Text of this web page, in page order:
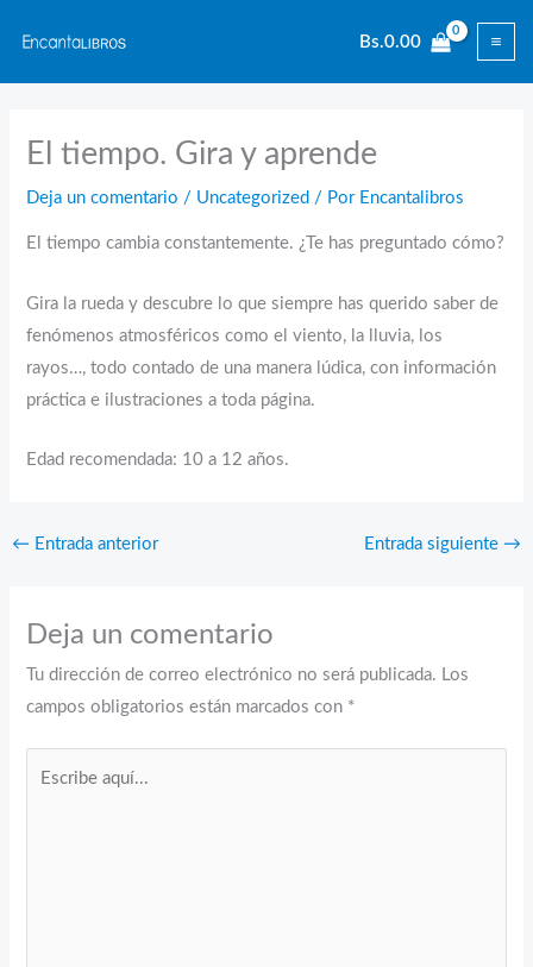
contenido
Bs.0.00
El tiempo. Gira y aprende
Deja un comentario / Uncategorized / Por Encantalibros
El tiempo cambia constantemente. ¿Te has preguntado cómo?
Gira la rueda y descubre lo que siempre has querido saber de
fenómenos atmosféricos como el viento, la lluvia, los
rayos…, todo contado de una manera lúdica, con información
práctica e ilustraciones a toda página.
Edad recomendada: 10 a 12 años.
← Entrada anterior Entrada siguiente →
Deja un comentario
Tu dirección de correo electrónico no será publicada. Los
campos obligatorios están marcados con *